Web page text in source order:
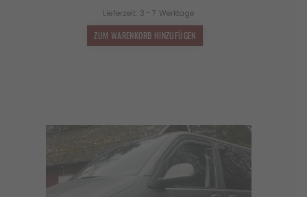
war:
1.399,00 €
Lieferzeit: 3 - 7 Werktage
ZUM WARENKORB HINZUFÜGEN